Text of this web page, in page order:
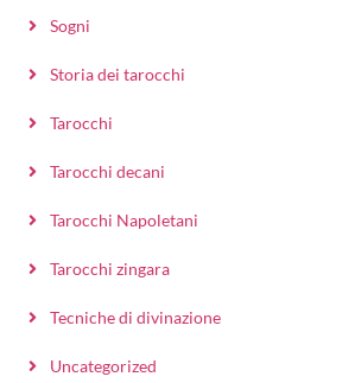
Sogni
Storia dei tarocchi
Tarocchi
Tarocchi decani
Tarocchi Napoletani
Tarocchi zingara
Tecniche di divinazione
Uncategorized